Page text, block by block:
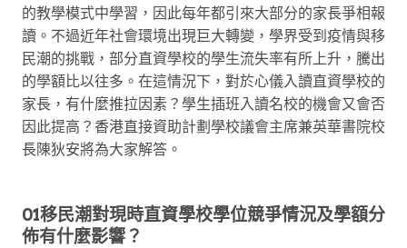
的教學模式中學習，因此每年都引來大部分的家長爭相報
讀。不過近年社會環境出現巨大轉變，學界受到疫情與移
民潮的挑戰，部分直資學校的學生流失率有所上升，騰出
的學額比以往多。在這情況下，對於心儀入讀直資學校的
家長，有什麼推拉因素？學生插班入讀名校的機會又會否
因此提高？香港直接資助計劃學校議會主席兼英華書院校
長陳狄安將為大家解答。
01移民潮對現時直資學校學位競爭情況及學額分
佈有什麼影響？